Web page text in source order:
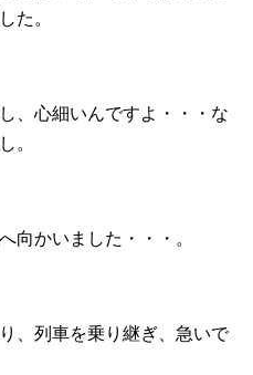
た。
、心細いんですよ・・・な
。
向かいました・・・。
、列車を乗り継ぎ、急いで